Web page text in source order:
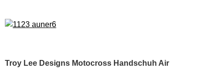
Troy Lee Designs Motocross Handschuh Air